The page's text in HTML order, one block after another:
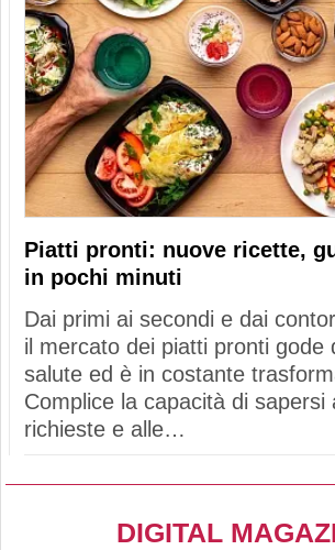
Piatti pronti: nuove ricette,
in pochi minuti
Dai primi ai secondi e dai
il mercato dei piatti pronti gode
salute ed è in costante
Complice la capacità di sapersi
richieste e alle…
DIGITAL